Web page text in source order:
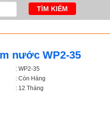
nước WP2-35
: WP2-35
: Còn Hàng
: 12 Tháng